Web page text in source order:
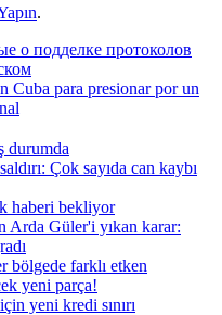
.
о подделке протоколов
Cuba para presionar por un
durumda
Çok sayıda can kaybı
haberi bekliyor
Güler'i yıkan karar:
bölgede farklı etken
yeni parça!
yeni kredi sınırı